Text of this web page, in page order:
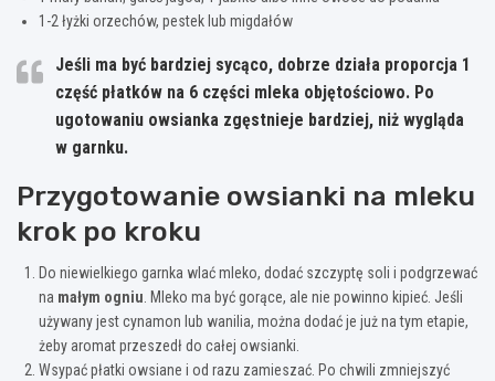
1-2 łyżki orzechów, pestek lub migdałów
Jeśli ma być bardziej sycąco, dobrze działa proporcja 1
część płatków na 6 części mleka objętościowo. Po
ugotowaniu owsianka zgęstnieje bardziej, niż wygląda
w garnku.
Przygotowanie owsianki na mleku
krok po kroku
Do niewielkiego garnka wlać mleko, dodać szczyptę soli i podgrzewać
na małym ogniu. Mleko ma być gorące, ale nie powinno kipieć. Jeśli
używany jest cynamon lub wanilia, można dodać je już na tym etapie,
żeby aromat przeszedł do całej owsianki.
Wsypać płatki owsiane i od razu zamieszać. Po chwili zmniejszyć